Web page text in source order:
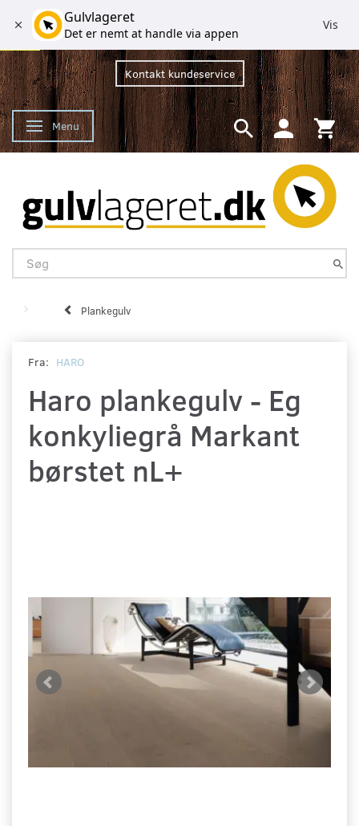
Kontakt kundeservice
Skifte navigation
Menu
Plankegulv
Fra: HARO
Haro plankegulv - Eg
konkyliegrå Markant
børstet nL+
Gulvlageret
Det er nemt at handle via appen
Vis